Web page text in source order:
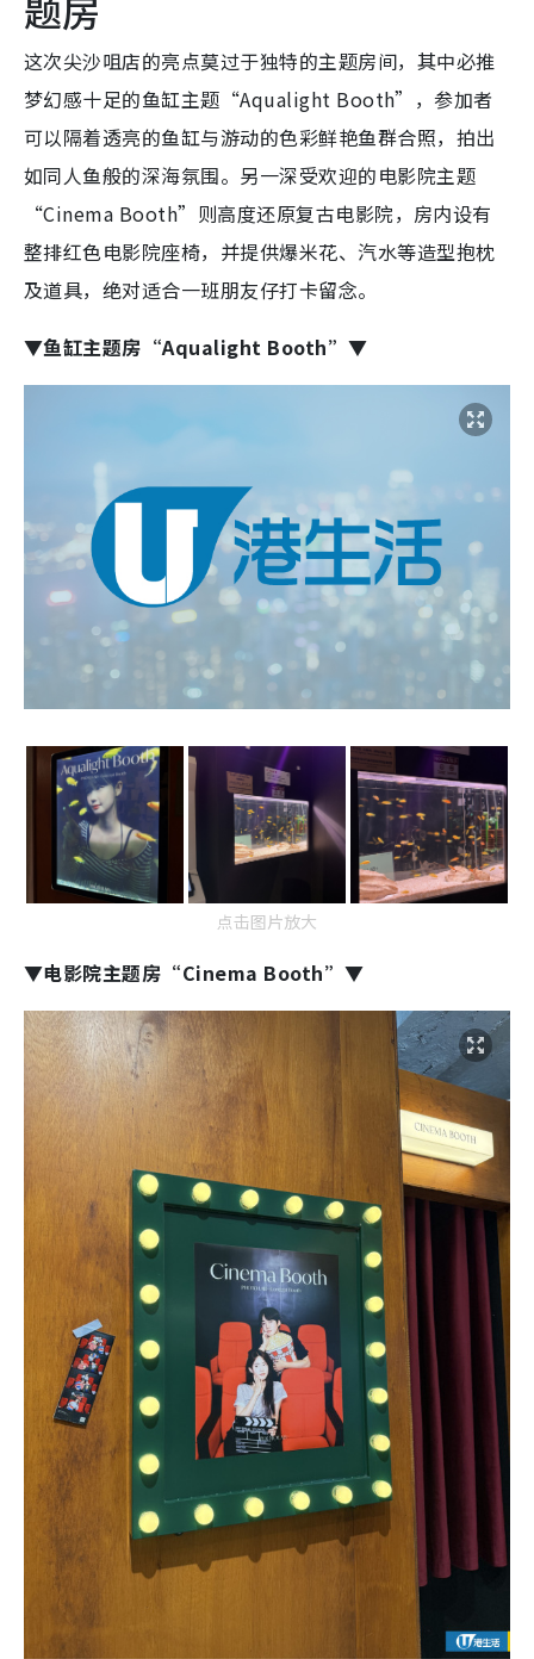
这次尖沙咀店的亮点莫过于独特的主题房间，其中必推
梦幻感十足的鱼缸主题“Aqualight Booth”，参加者
可以隔着透亮的鱼缸与游动的色彩鲜艳鱼群合照，拍出
如同人鱼般的深海氛围。另一深受欢迎的电影院主题
“Cinema Booth”则高度还原复古电影院，房内设有
整排红色电影院座椅，并提供爆米花、汽水等造型抱枕
及道具，绝对适合一班朋友仔打卡留念。
▼鱼缸主题房“Aqualight Booth”▼
点击图片放大
▼电影院主题房“Cinema Booth”▼